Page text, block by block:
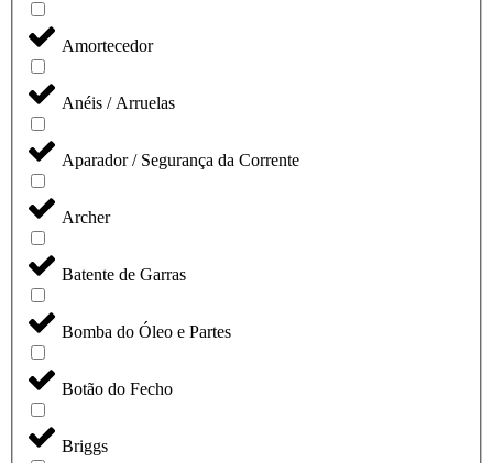
Amortecedor
Anéis / Arruelas
Aparador / Segurança da Corrente
Archer
Batente de Garras
Bomba do Óleo e Partes
Botão do Fecho
Briggs